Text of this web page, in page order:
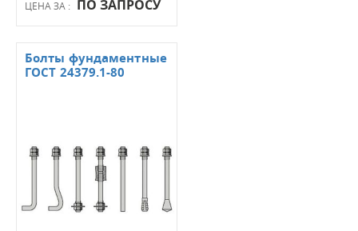
ЦЕНА ЗА : ПО ЗАПРОСУ
Болты фундаментные
ГОСТ 24379.1-80